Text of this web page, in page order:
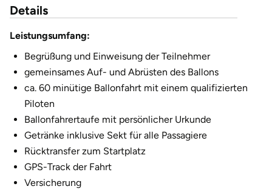
Details
Leistungsumfang:
Begrüßung und Einweisung der Teilnehmer
gemeinsames Auf- und Abrüsten des Ballons
ca. 60 minütige Ballonfahrt mit einem qualifizierten
Piloten
Ballonfahrertaufe mit persönlicher Urkunde
Getränke inklusive Sekt für alle Passagiere
Rücktransfer zum Startplatz
GPS-Track der Fahrt
Versicherung
Fürstenfeldbruck
Fürth
Geiselwind
Gelnhausen
Gera
Gersfeld